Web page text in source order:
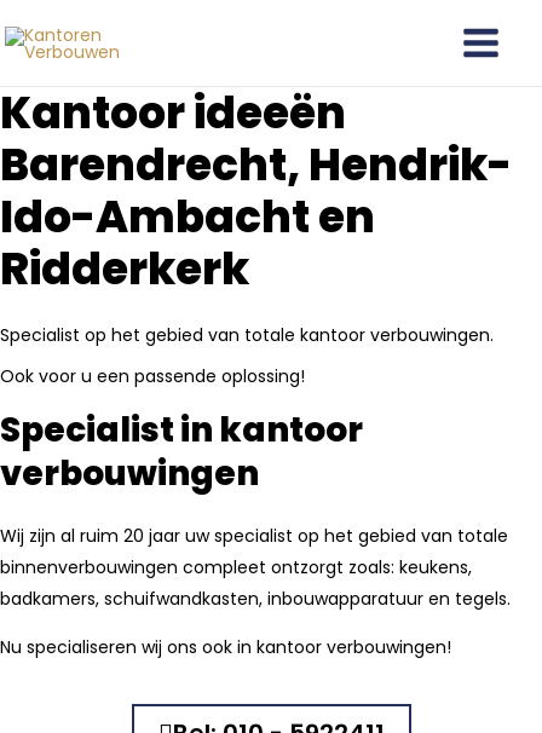
naar
inhoud
Main
Menu
Kantoor ideeën
Barendrecht, Hendrik-
Ido-Ambacht en
Ridderkerk
Specialist op het gebied van totale kantoor verbouwingen.
Ook voor u een passende oplossing!
Specialist in kantoor
verbouwingen
Wij zijn al ruim 20 jaar uw specialist op het gebied van totale
binnenverbouwingen compleet ontzorgt zoals: keukens,
badkamers, schuifwandkasten, inbouwapparatuur en tegels.
Nu specialiseren wij ons ook in kantoor verbouwingen!